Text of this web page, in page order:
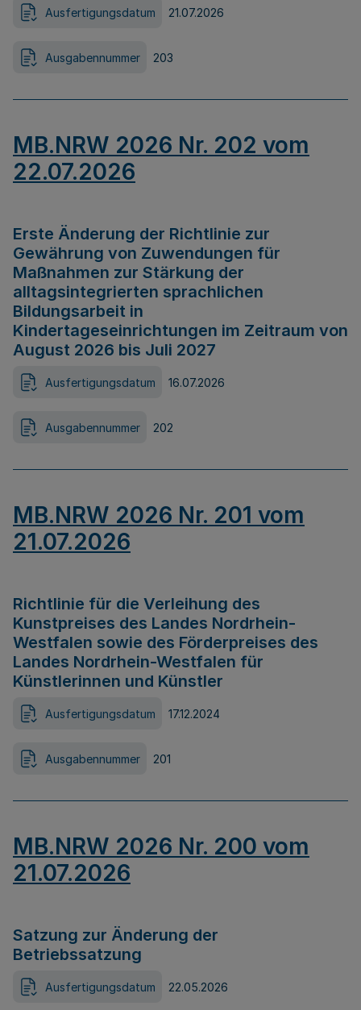
Ausfertigungsdatum 21.07.2026
Ausgabennummer 203
MB.NRW 2026 Nr. 202 vom
22.07.2026
Erste Änderung der Richtlinie zur
Gewährung von Zuwendungen für
Maßnahmen zur Stärkung der
alltagsintegrierten sprachlichen
Bildungsarbeit in
Kindertageseinrichtungen im Zeitraum von
August 2026 bis Juli 2027
Ausfertigungsdatum 16.07.2026
Ausgabennummer 202
MB.NRW 2026 Nr. 201 vom
21.07.2026
Richtlinie für die Verleihung des
Kunstpreises des Landes Nordrhein-
Westfalen sowie des Förderpreises des
Landes Nordrhein-Westfalen für
Künstlerinnen und Künstler
Ausfertigungsdatum 17.12.2024
Ausgabennummer 201
MB.NRW 2026 Nr. 200 vom
21.07.2026
Satzung zur Änderung der
Betriebssatzung
Ausfertigungsdatum 22.05.2026